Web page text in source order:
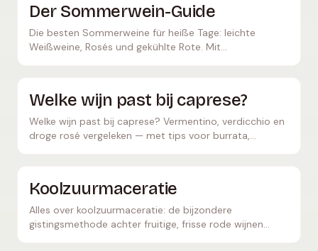
Der Sommerwein-Guide
Die besten Sommerweine für heiße Tage: leichte
Weißweine, Rosés und gekühlte Rote. Mit
Welke wijn past bij caprese?
Welke wijn past bij caprese? Vermentino, verdicchio en
droge rosé vergeleken — met tips voor burrata,
Koolzuurmaceratie
Alles over koolzuurmaceratie: de bijzondere
gistingsmethode achter fruitige, frisse rode wijnen